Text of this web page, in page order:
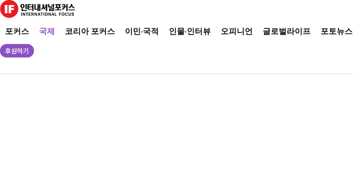
포커스 국제 코리아 포커스 이민·국적 인물·인터뷰 오피니언 글로벌라이프 포토뉴스
후원하기